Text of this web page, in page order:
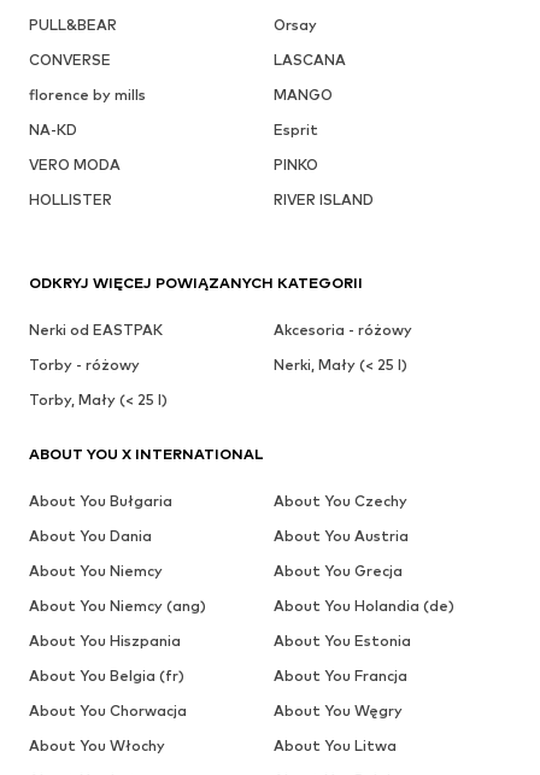
PULL&BEAR
Orsay
CONVERSE
LASCANA
florence by mills
MANGO
NA-KD
Esprit
VERO MODA
PINKO
HOLLISTER
RIVER ISLAND
ODKRYJ WIĘCEJ POWIĄZANYCH KATEGORII
Nerki od EASTPAK
Akcesoria - różowy
Torby - różowy
Nerki, Mały (< 25 l)
Torby, Mały (< 25 l)
ABOUT YOU X INTERNATIONAL
About You Bułgaria
About You Czechy
About You Dania
About You Austria
About You Niemcy
About You Grecja
About You Niemcy (ang)
About You Holandia (de)
About You Hiszpania
About You Estonia
About You Belgia (fr)
About You Francja
About You Chorwacja
About You Węgry
About You Włochy
About You Litwa